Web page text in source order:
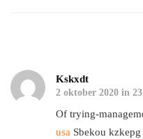
Kskxdt
2 oktober 2020 in
Of trying-
usa Sbekou kzkepg